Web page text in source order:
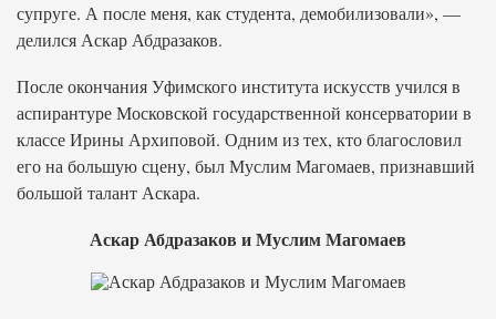
супруге. А после меня, как студента, демобилизовали», —
делился Аскар Абдразаков.
После окончания Уфимского института искусств учился в
аспирантуре Московской государственной консерватории в
классе Ирины Архиповой. Одним из тех, кто благословил
его на большую сцену, был Муслим Магомаев, признавший
большой талант Аскара.
Аскар Абдразаков и Муслим Магомаев